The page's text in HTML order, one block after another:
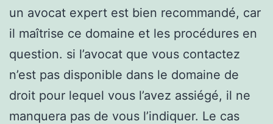
un avocat expert est bien recommandé, car
il maîtrise ce domaine et les procédures en
question. si l’avocat que vous contactez
n’est pas disponible dans le domaine de
droit pour lequel vous l’avez assiégé, il ne
manquera pas de vous l’indiquer. Le cas